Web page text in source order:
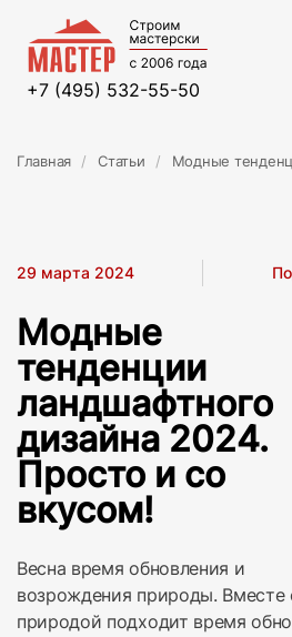
+7 (495) 532-55-50
Главная Статьи Модные
29 марта 2024
Модные
тенденции
ландшафтного
дизайна 2024.
Просто и со
вкусом!
Весна время обновления и
возрождения природы. Вместе
природой подходит время